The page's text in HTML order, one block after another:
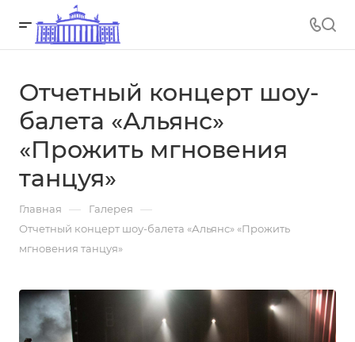
Отчетный концерт шоу-
балета «Альянс»
«Прожить мгновения
танцуя»
Главная — Галерея —
Отчетный концерт шоу-балета «Альянс» «Прожить
мгновения танцуя»